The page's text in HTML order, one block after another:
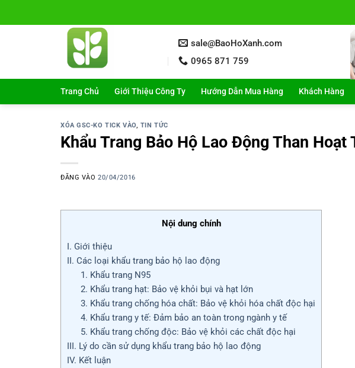
sale@BaoHoXanh.com
0965 871 759
Trang Chủ Giới Thiệu Công Ty Hướng Dẫn Mua Hàng Khách Hàng
XÓA GSC-KO TICK VÀO, TIN TỨC
Khẩu Trang Bảo Hộ Lao Động Than Hoạt
ĐĂNG VÀO20/04/2016
Nội dung chính
I. Giới thiệu
II. Các loại khẩu trang bảo hộ lao động
1. Khẩu trang N95
2. Khẩu trang hạt: Bảo vệ khỏi bụi và hạt lớn
3. Khẩu trang chống hóa chất: Bảo vệ khỏi hóa chất độc hại
4. Khẩu trang y tế: Đảm bảo an toàn trong ngành y tế
5. Khẩu trang chống độc: Bảo vệ khỏi các chất độc hại
III. Lý do cần sử dụng khẩu trang bảo hộ lao động
IV. Kết luận